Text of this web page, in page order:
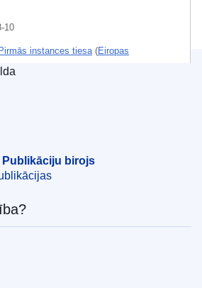
10
Pirmās instances tiesa(Eiropas
Tagad pazīstams kā...
28 Publikāciju birojs
Publikāciju birojs